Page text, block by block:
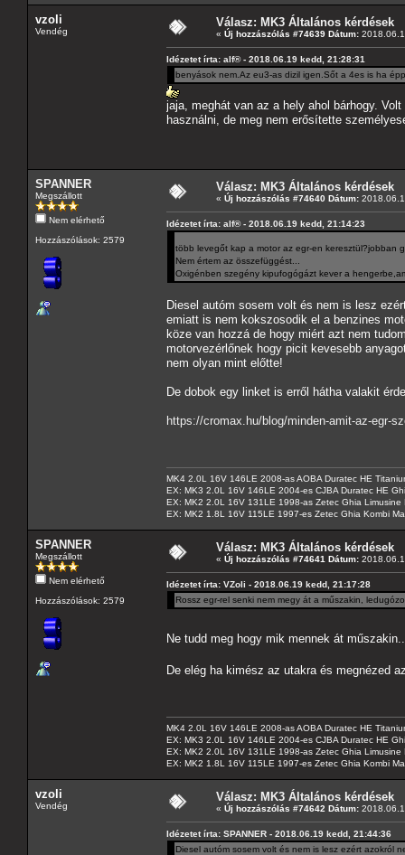
vzoli
Vendég
Válasz: MK3 Általános kérdések
« Új hozzászólás #74639 Dátum:
Idézetet írta: alf® - 2018.06.19 kedd, 21:28:31
benyások nem.Az eu3-as dizil igen.Sőt a 4es is ha
jaja, meghát van az a hely ahol bárhogy.
használni, de meg nem erősítette
SPANNER
Megszállott
Nem elérhető
Hozzászólások: 2579
Válasz: MK3 Általános kérdések
« Új hozzászólás #74640 Dátum:
Idézetet írta: alf® - 2018.06.19 kedd, 21:14:23
több levegőt kap a motor az egr-en keresztül?jobban
Nem értem az összefüggést...
Oxigénben szegény kipufogógázt kever a
Diesel autóm sosem volt és nem is lesz
emiatt is nem kokszosodik el a benzines
köze van hozzá de hogy miért azt nem
motorvezérlőnek hogy picit kevesebb
nem olyan mint előtte!
De dobok egy linket is erről hátha valakit
https://cromax.hu/blog/minden-amit-az-egr-
MK4 2.0L 16V 146LE 2008-as AOBA Duratec HE
EX: MK3 2.0L 16V 146LE 2004-es CJBA Duratec HE
EX: MK2 2.0L 16V 131LE 1998-as Zetec Ghia Limusine
EX: MK2 1.8L 16V 115LE 1997-es Zetec Ghia Kombi
SPANNER
Megszállott
Nem elérhető
Hozzászólások: 2579
Válasz: MK3 Általános kérdések
« Új hozzászólás #74641 Dátum:
Idézetet írta: VZoli - 2018.06.19 kedd, 21:17:28
Rossz egr-rel senki nem megy át a műszakin,
Ne tudd meg hogy mik mennek át
De elég ha kimész az utakra és megnézed
MK4 2.0L 16V 146LE 2008-as AOBA Duratec HE
EX: MK3 2.0L 16V 146LE 2004-es CJBA Duratec HE
EX: MK2 2.0L 16V 131LE 1998-as Zetec Ghia Limusine
EX: MK2 1.8L 16V 115LE 1997-es Zetec Ghia Kombi
vzoli
Vendég
Válasz: MK3 Általános kérdések
« Új hozzászólás #74642 Dátum:
Idézetet írta: SPANNER - 2018.06.19 kedd, 21:44:36
Diesel autóm sosem volt és nem is lesz ezért azokról